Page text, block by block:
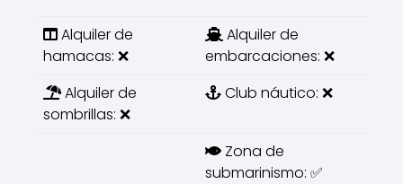
Alquiler de
hamacas: ❌
Alquiler de
embarcaciones: ❌
Alquiler de
sombrillas: ❌
Club náutico: ❌
Zona de
submarinismo: ✅